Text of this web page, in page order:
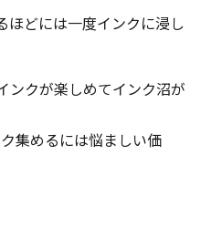
ほどには一度インクに浸し
ンクが楽しめてインク沼が
集めるには悩ましい価